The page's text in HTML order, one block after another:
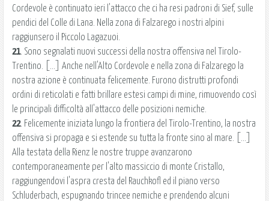
Cordevole è continuato ieri l'attacco che ci ha resi padroni di Sief, sulle
pendici del Colle di Lana. Nella zona di Falzarego i nostri alpini
raggiunsero il Piccolo Lagazuoi.
21. Sono segnalati nuovi successi della nostra offensiva nel Tirolo-
Trentino. [...] Anche nell'Alto Cordevole e nella zona di Falzarego la
nostra azione è continuata felicemente. Furono distrutti profondi
ordini di reticolati e fatti brillare estesi campi di mine, rimuovendo così
le principali difficoltà all'attacco delle posizioni nemiche.
22. Felicemente iniziata lungo la frontiera del Tirolo-Trentino, la nostra
offensiva si propaga e si estende su tutta la fronte sino al mare. [...]
Alla testata della Rienz le nostre truppe avanzarono
contemporaneamente per l'alto massiccio di monte Cristallo,
raggiungendovi l'aspra cresta del Rauchkofl ed il piano verso
Schluderbach, espugnando trincee nemiche e prendendo alcuni